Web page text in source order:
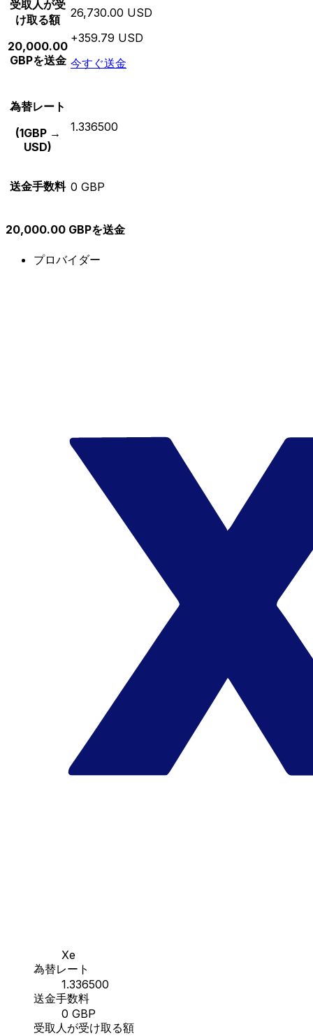
受取人が受
け取る額
20,000.00
GBPを送金
26,730.00 USD
+359.79 USD
今すぐ送金
為替レート
(1GBP →
USD)
1.336500
送金手数料 0 GBP
20,000.00 GBPを送金
プロバイダー
Xe
為替レート
1.336500
送金手数料
0 GBP
受取人が受け取る額